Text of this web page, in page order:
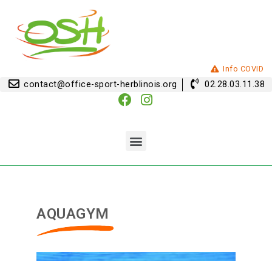
Info COVID
contact@office-sport-herblinois.org 02.28.03.11.38
AQUAGYM